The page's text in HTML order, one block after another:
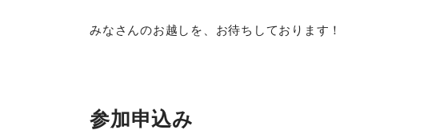
みなさんのお越しを、お待ちしております！
参加申込み